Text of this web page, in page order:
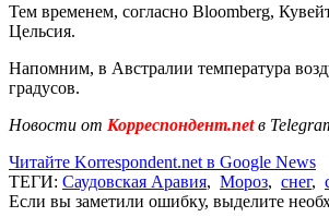
Тем временем, согласно Bloomberg,
Цельсия.
Напомним, в Австралии температура
градусов.
Новости от Корреспондент.netв
Читайте Korrespondent.net в Google News
ТЕГИ: Саудовская Аравия, Мороз, снег,
Если вы заметили ошибку, выделите